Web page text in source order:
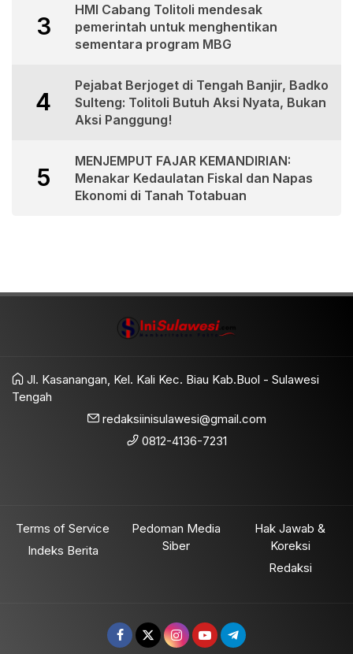
3
HMI Cabang Tolitoli mendesak
pemerintah untuk menghentikan
sementara program MBG
4
Pejabat Berjoget di Tengah Banjir, Badko
Sulteng: Tolitoli Butuh Aksi Nyata, Bukan
Aksi Panggung!
5
MENJEMPUT FAJAR KEMANDIRIAN:
Menakar Kedaulatan Fiskal dan Napas
Ekonomi di Tanah Totabuan
Jl. Kasanangan, Kel. Kali Kec. Biau Kab.Buol - Sulawesi
Tengah
redaksiinisulawesi@gmail.com
0812-4136-7231
Terms of Service
Indeks Berita
Pedoman Media
Siber
Hak Jawab &
Koreksi
Redaksi